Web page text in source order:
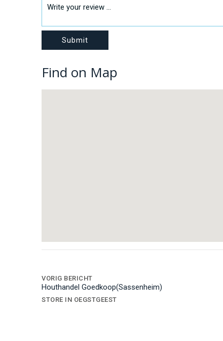
Find on Map
Bericht
VORIG BERICHT
Houthandel Goedkoop(Sassenheim)
STORE IN OEGSTGEEST